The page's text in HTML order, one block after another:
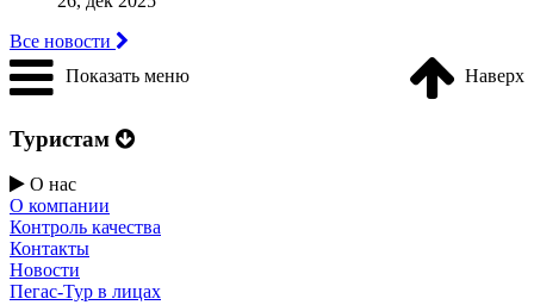
Все новости
Показать меню
Наверх
Туристам
О нас
О компании
Контроль качества
Контакты
Новости
Пегас-Тур в лицах